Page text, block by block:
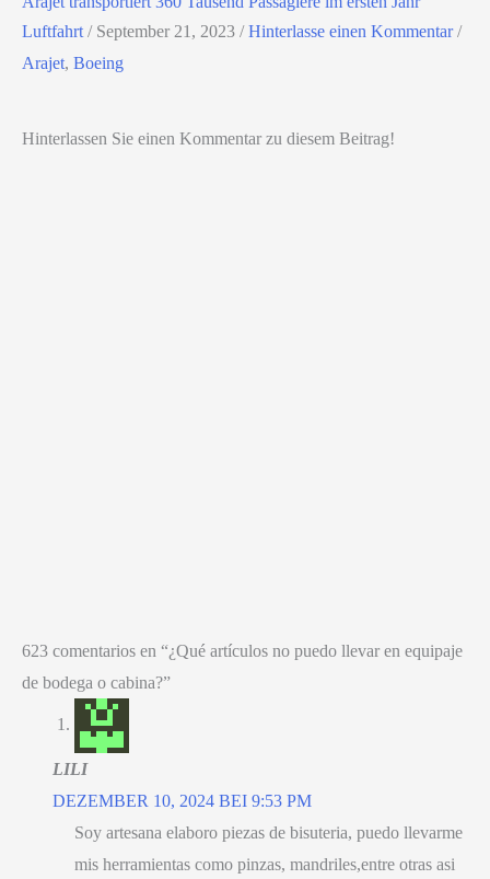
Luftfahrt/ September 21, 2023 /Hinterlasse einen Kommentar /
Arajet, Boeing
Hinterlassen Sie einen Kommentar zu diesem Beitrag!
623 comentarios en “¿Qué artículos no puedo llevar en equipaje
de bodega o cabina?”
LILI
DEZEMBER 10, 2024 BEI 9:53 PM
Soy artesana elaboro piezas de bisuteria, puedo llevarme
mis herramientas como pinzas, mandriles,entre otras asi